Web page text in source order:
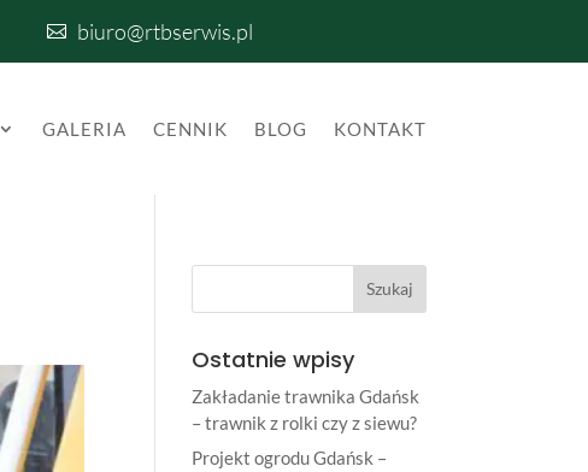
 biuro@rtbserwis.pl
GALERIA CENNIK BLOG KONTAKT
Ostatnie wpisy
Zakładanie trawnika Gdańsk
– trawnik z rolki czy z siewu?
Projekt ogrodu Gdańsk –